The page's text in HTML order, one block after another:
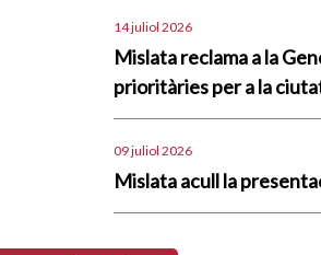
14 juliol 2026
Mislata reclama a la
prioritàries per a la
09 juliol 2026
Mislata acull la